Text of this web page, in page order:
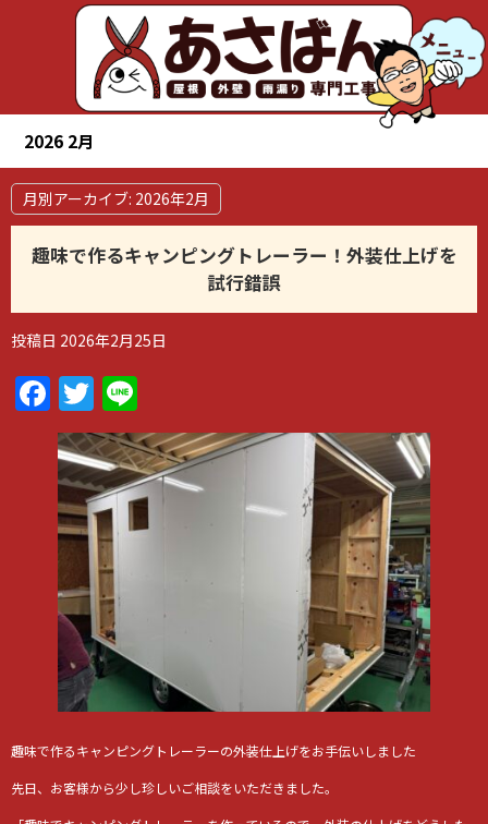
2026 2月
月別アーカイブ: 2026年2月
趣味で作るキャンピングトレーラー！外装仕上げを
試行錯誤
投稿日 2026年2月25日
Facebook
Twitter
趣味で作るキャンピングトレーラーの外装仕上げをお手伝いしました
先日、お客様から少し珍しいご相談をいただきました。